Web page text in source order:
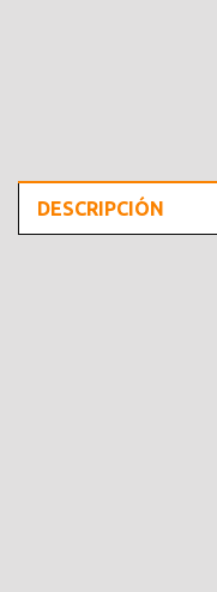
DESCRIPCIÓN